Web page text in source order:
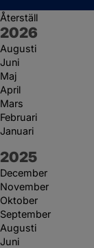
Återställ
År:
2026
Augusti
Juni
Maj
April
Mars
Februari
Januari
År:
2025
December
November
Oktober
September
Augusti
Juni